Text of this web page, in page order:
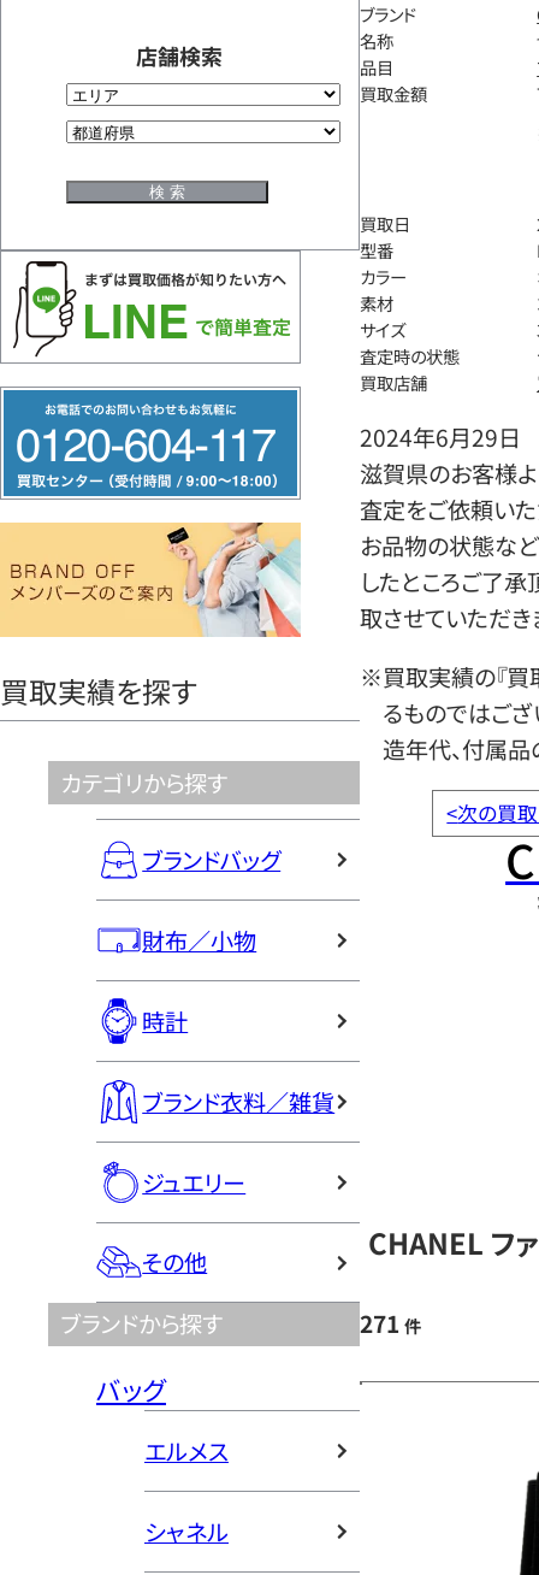
店舗検索
リ
ー
ヤ
買取実績を探す
カテゴリから探す
ブランドバッグ
財布／小物
時計
ブランド衣料／雑貨
ジュエリー
その他
ブランドから探す
バッグ
エルメス
シャネル
ブランド
名称
品目
買取金額
買取日
型番
カラー
素材
サイズ
査定時の状態
買取店舗
2024年6月29日
滋賀県のお客様
査定をご依頼いた
お品物の状態など
したところご了
取させていただき
※買取実績の『買
るものではござ
造年代、付属品
<次の買
CHANEL フ
271 件